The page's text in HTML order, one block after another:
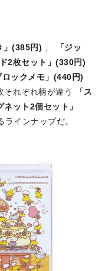
」(385円)
「ジッ
2枚セット」(330円)
ロックメモ」(440円)
それぞれ柄が違う
「ス
ネット2個セット」
インナップだ。